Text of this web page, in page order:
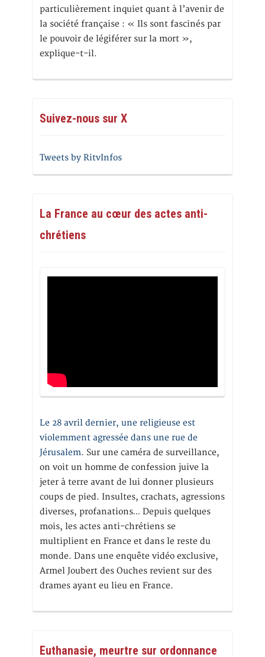
particulièrement inquiet quant à l’avenir de
la société française : « Ils sont fascinés par
le pouvoir de légiférer sur la mort »,
explique-t-il.
Suivez-nous sur X
Tweets by RitvInfos
La France au cœur des actes anti-
chrétiens
Le 28 avril dernier, une religieuse est
violemment agressée dans une rue de
Jérusalem. Sur une caméra de surveillance,
on voit un homme de confession juive la
jeter à terre avant de lui donner plusieurs
coups de pied. Insultes, crachats, agressions
diverses, profanations… Depuis quelques
mois, les actes anti-chrétiens se
multiplient en France et dans le reste du
monde. Dans une enquête vidéo exclusive,
Armel Joubert des Ouches revient sur des
drames ayant eu lieu en France.
Euthanasie, meurtre sur ordonnance